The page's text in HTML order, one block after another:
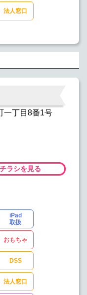
リユース洗濯機
インテリア
お手軽リフォーム
ョンの略で
法人窓口
一丁目8番1号
チラシを見る
iPad
取扱
おもちゃ
DSS
法人窓口